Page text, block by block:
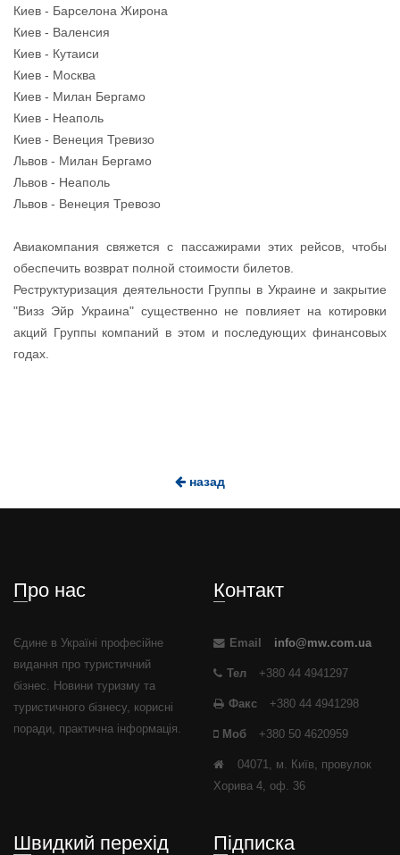
Киев - Барселона Жирона
Киев - Валенсия
Киев - Кутаиси
Киев - Москва
Киев - Милан Бергамо
Киев - Неаполь
Киев - Венеция Тревизо
Львов - Милан Бергамо
Львов - Неаполь
Львов - Венеция Тревозо
Авиакомпания свяжется с пассажирами этих рейсов, чтобы
обеспечить возврат полной стоимости билетов.
Реструктуризация деятельности Группы в Украине и закрытие
"Визз Эйр Украина" существенно не повлияет на котировки
акций Группы компаний в этом и последующих финансовых
годах.
назад
Про нас
Єдине в Україні професійне
видання про туристичний
бізнес. Новини туризму та
туристичного бізнесу, корисні
поради, практична інформація.
Контакт
Email info@mw.com.ua
Тел +380 44 4941297
Факс +380 44 4941298
Моб +380 50 4620959
04071, м. Київ, провулок
Хорива 4, оф. 36
Швидкий перехід Підписка